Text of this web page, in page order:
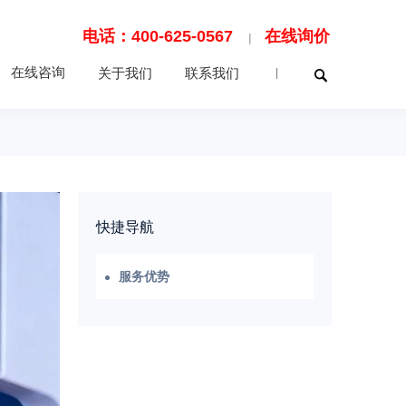
电话：400-625-0567 在线询价
在线咨询 关于我们 联系我们
快捷导航
服务优势